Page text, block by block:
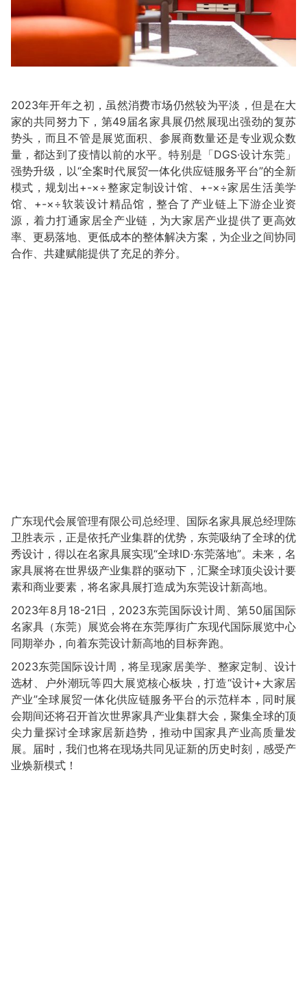
2023年开年之初，虽然消费市场仍然较为平淡，但是在大
家的共同努力下，第49届名家具展仍然展现出强劲的复苏
势头，而且不管是展览面积、参展商数量还是专业观众数
量，都达到了疫情以前的水平。特别是「DGS·设计东莞」
强势升级，以“全案时代展贸一体化供应链服务平台”的全新
模式，规划出+-×÷整家定制设计馆、+-×÷家居生活美学
馆、+-×÷软装设计精品馆，整合了产业链上下游企业资
源，着力打通家居全产业链，为大家居产业提供了更高效
率、更易落地、更低成本的整体解决方案，为企业之间协同
合作、共建赋能提供了充足的养分。
广东现代会展管理有限公司总经理、国际名家具展总经理陈
卫胜表示，正是依托产业集群的优势，东莞吸纳了全球的优
秀设计，得以在名家具展实现“全球ID·东莞落地”。未来，名
家具展将在世界级产业集群的驱动下，汇聚全球顶尖设计要
素和商业要素，将名家具展打造成为东莞设计新高地。
2023年8月18-21日，2023东莞国际设计周、第50届国际
名家具（东莞）展览会将在东莞厚街广东现代国际展览中心
同期举办，向着东莞设计新高地的目标奔跑。
2023东莞国际设计周，将呈现家居美学、整家定制、设计
选材、户外潮玩等四大展览核心板块，打造“设计+大家居
产业”全球展贸一体化供应链服务平台的示范样本，同时展
会期间还将召开首次世界家具产业集群大会，聚集全球的顶
尖力量探讨全球家居新趋势，推动中国家具产业高质量发
展。届时，我们也将在现场共同见证新的历史时刻，感受产
业焕新模式！